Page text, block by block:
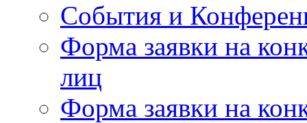
События и
Форма заявки на
лиц
Форма заявки на